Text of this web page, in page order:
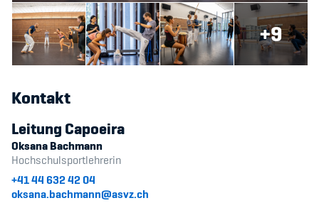
Sponsoren und Partner
Netzwerk
+9
Kontakt
Leitung Capoeira
Oksana Bachmann
Hochschulsportlehrerin
+41 44 632 42 04
oksana.bachmann@asvz.ch